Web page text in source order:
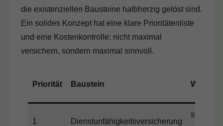
die existenziellen Bausteine halbherzig gelöst sind.
Ein solides Konzept hat eine klare Prioritätenliste
und eine Kostenkontrolle: nicht maximal
versichern, sondern maximal sinnvoll.
Priorität Baustein Warum
1 Dienstunfähigkeitsversicherung
schützt